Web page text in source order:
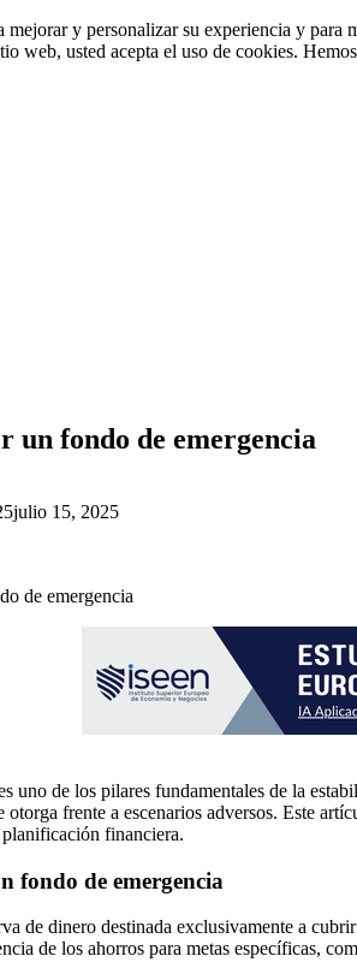
y personalizar su experiencia y
web, usted acepta el uso de cookies.
un fondo de emergencia
julio 15, 2025
de emergencia
uno de los pilares fundamentales de la
frente a escenarios adversos. Este
planificación financiera.
fondo de emergencia
de dinero destinada exclusivamente a
de los ahorros para metas específicas,